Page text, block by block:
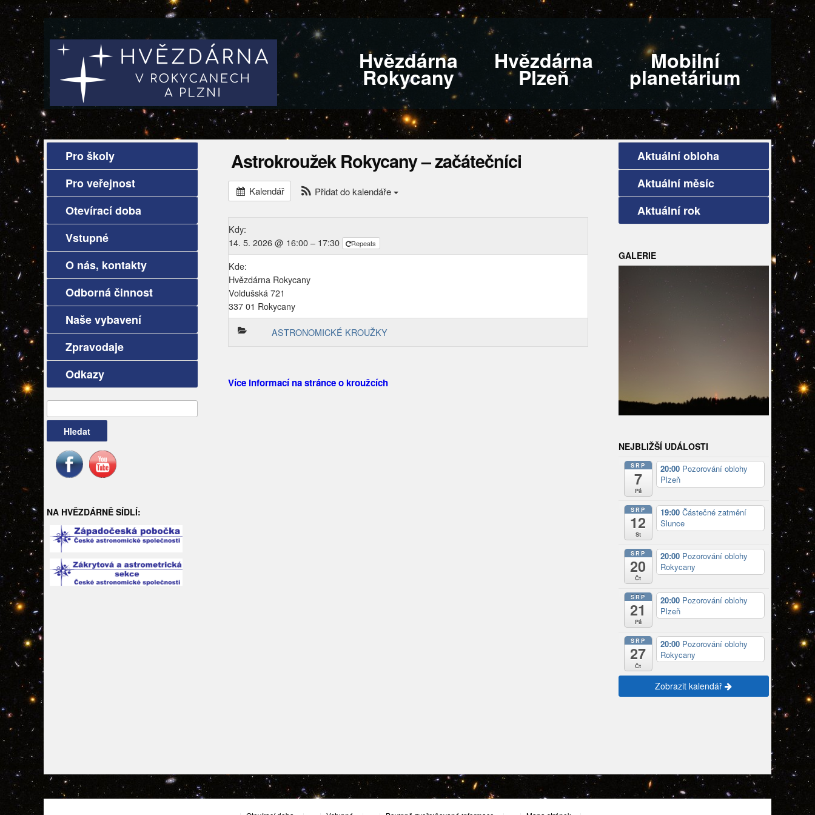
Hvězdárna
Rokycany
Hvězdárna
Plzeň
Mobilní
planetárium
Pro školy
Pro veřejnost
Otevírací doba
Vstupné
O nás, kontakty
Odborná činnost
Naše vybavení
Zpravodaje
Odkazy
NA HVĚZDÁRNĚ SÍDLÍ:
Astrokroužek Rokycany – začátečníci
Kalendář Přidat do kalendáře
Kdy:
14. 5. 2026 @ 16:00 – 17:30
Repeats
Kde:
Hvězdárna Rokycany
Voldušská 721
337 01 Rokycany
ASTRONOMICKÉ KROUŽKY
Více informací na stránce o kroužcích
Aktuální obloha
Aktuální měsíc
Aktuální rok
GALERIE
NEJBLIŽŠÍ UDÁLOSTI
SRP
7
Pá
20:00 Pozorování oblohy
Plzeň
SRP
12
St
19:00 Částečné zatmění
Slunce
SRP
20
Čt
20:00 Pozorování oblohy
Rokycany
SRP
21
Pá
20:00 Pozorování oblohy
Plzeň
SRP
27
Čt
20:00 Pozorování oblohy
Rokycany
Zobrazit kalendář